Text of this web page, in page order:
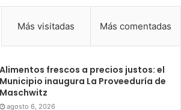
Más visitadas Más comentadas
Alimentos frescos a precios justos: el
Municipio inaugura La Proveeduría de
Maschwitz
agosto 6, 2026